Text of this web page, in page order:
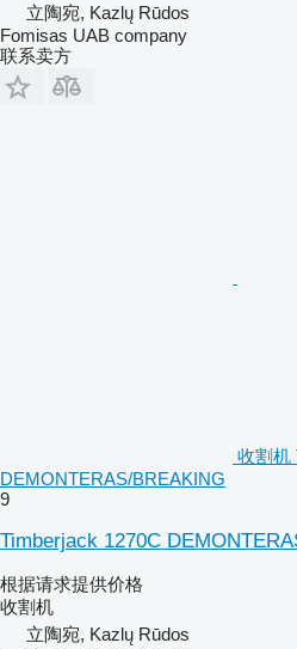
立陶宛, Kazlų Rūdos
Fomisas UAB company
联系卖方
收割机
DEMONTERAS/BREAKING
9
Timberjack 1270C
根据请求提供价格
收割机
立陶宛, Kazlų Rūdos